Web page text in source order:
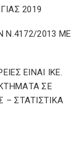
2019
Ν.4172/2013 ΜΕ
ΕΙΝΑΙ ΙΚΕ.
ΣΕ
ΣΤΑΤΙΣΤΙΚΑ